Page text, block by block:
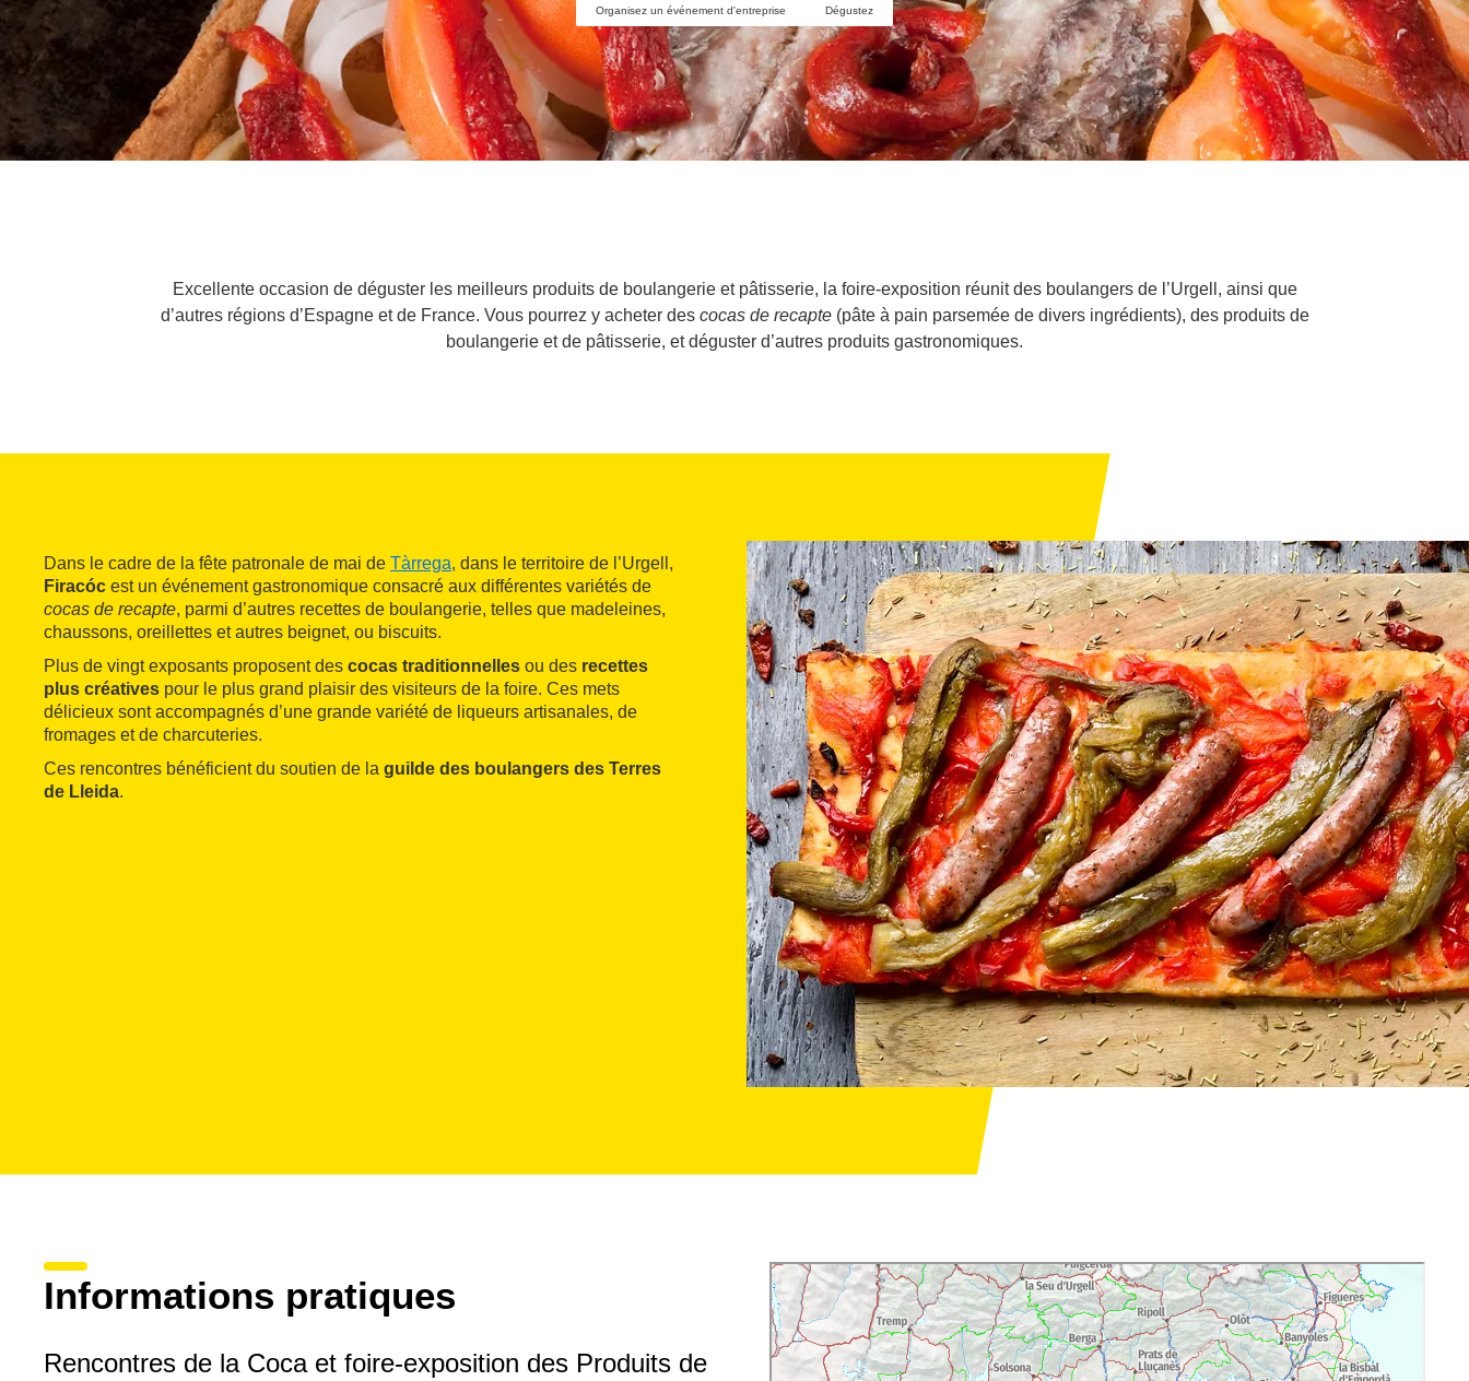
Organisez un événement d'entreprise Dégustez
Excellente occasion de déguster les meilleurs produits de boulangerie et pâtisserie, la foire-exposition réunit des boulangers de l’Urgell, ainsi que
d’autres régions d’Espagne et de France. Vous pourrez y acheter des cocas de recapte(pâte à pain parsemée de divers ingrédients), des produits de
boulangerie et de pâtisserie, et déguster d’autres produits gastronomiques.
Dans le cadre de la fête patronale de mai de Tàrrega, dans le territoire de l’Urgell,
Firacóc est un événement gastronomique consacré aux différentes variétés de
cocas de recapte, parmi d’autres recettes de boulangerie, telles que madeleines,
chaussons, oreillettes et autres beignet, ou biscuits.
Plus de vingt exposants proposent des cocas traditionnelles ou des recettes
plus créatives pour le plus grand plaisir des visiteurs de la foire. Ces mets
délicieux sont accompagnés d’une grande variété de liqueurs artisanales, de
fromages et de charcuteries.
Ces rencontres bénéficient du soutien de la guilde des boulangers des Terres
de Lleida.
Informations pratiques
Rencontres de la Coca et foire-exposition des Produits de